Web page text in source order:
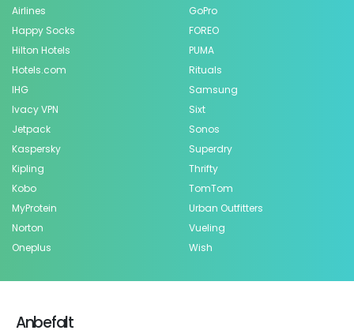
Airlines
GoPro
Happy Socks
Hilton Hotels
Hotels.com
IHG
Ivacy VPN
Jetpack
Kaspersky
Kipling
Kobo
MyProtein
Norton
Oneplus
FOREO
PUMA
Rituals
Samsung
Sixt
Sonos
Superdry
Thrifty
TomTom
Urban Outfitters
Vueling
Wish
Anbefalt